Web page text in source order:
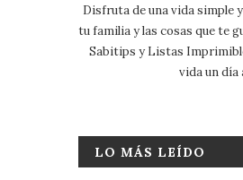
Disfruta de una vida simple
tu familia y las cosas que te
Sabitips y Listas
vida un día
LO MÁS LEÍDO